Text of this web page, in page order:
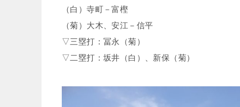
（白）寺町－富樫
（菊）大木、安江－信平
▽三塁打：冨永（菊）
▽二塁打：坂井（白）、新保（菊）